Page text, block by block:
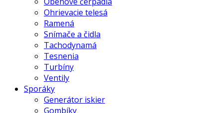
Ohrievacie telesá
Ramená
Snímače a čidla
Tachodynamá
Tesnenia
Turbíny
Ventily
Sporáky
Generátor iskier
Gombíky